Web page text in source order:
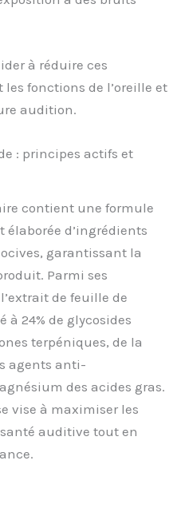
à réduire ces
fonctions de l’oreille et
audition.
: principes actifs et
contient une formule
d’ingrédients
garantissant la
Parmi ses
de feuille de
24% de glycosides
terpéniques, de la
agents anti-
des acides gras.
vise à maximiser les
auditive tout en